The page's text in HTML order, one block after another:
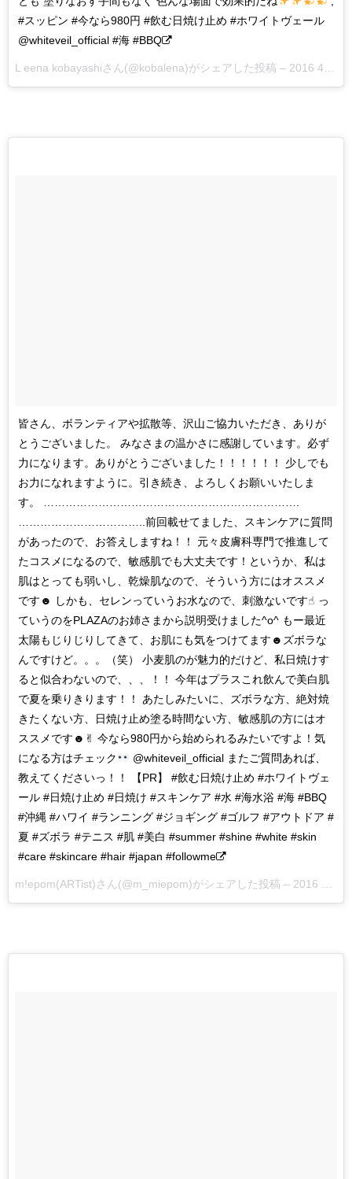
#スッピン #今なら980円 #飲む日焼け止め #ホワイトヴェール
@whiteveil_official #海 #BBQ
L eena kobayashiさん(@kobalena)がシェアした投稿 – 2016 4月 22 5:59午後 PDT
皆さん、ボランティアや拡散等、沢山ご協力いただき、ありが
とうございました。 みなさまの温かさに感謝しています。必ず
力になります。ありがとうございました！！！！！！ 少しでも
お力になれますように。引き続き、よろしくお願いいたしま
す。 …………………………………………………………….
……………………………..前回載せてました、スキンケアに質問
があったので、お答えしますね！！ 元々皮膚科専門で推進して
たコスメになるので、敏感肌でも大丈夫です！というか、私は
肌はとっても弱いし、乾燥肌なので、そういう方にはオススメ
です☻ しかも、セレンっていうお水なので、刺激ないです☝︎ っ
ていうのをPLAZAのお姉さまから説明受けました^o^ もー最近
太陽もじりじりしてきて、お肌にも気をつけてます☻ズボラな
んですけど。。。（笑） 小麦肌のが魅力的だけど、私日焼けす
ると似合わないので、、、！！ 今年はプラスこれ飲んで美白肌
で夏を乗りきります！！ あたしみたいに、ズボラな方、絶対焼
きたくない方、日焼け止め塗る時間ない方、敏感肌の方にはオ
ススメです☻✌︎ 今なら980円から始められるみたいですよ！気
になる方はチェック
@whiteveil_official またご質問あれば、
教えてくださいっ！！ 【PR】 #飲む日焼け止め #ホワイトヴェ
ール #日焼け止め #日焼け #スキンケア #水 #海水浴 #海 #BBQ
#沖縄 #ハワイ #ランニング #ジョギング #ゴルフ #アウトドア #
夏 #ズボラ #テニス #肌 #美白 #summer #shine #white #skin
#care #skincare #hair #japan #followme
m!epom(ARTist)さん(@m_miepom)がシェアした投稿 – 2016 4月 17 8:33午後 PDT